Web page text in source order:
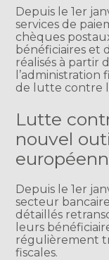
Depuis le 1er
services de
chèques
bénéficiaires et
réalisés à partir
l’administration
de lutte contre
Lutte
nouvel
Depuis le 1er
secteur
détaillés
leurs
régulièrement
fiscales.